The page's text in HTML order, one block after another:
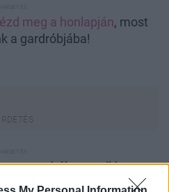
meg a honlapján, most
a gardróbjába!
ruhákat, amikben
esőkabátomat vettem fel,